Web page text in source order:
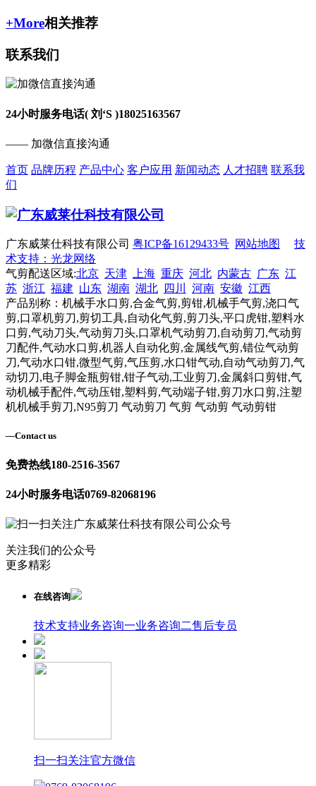
+More相关推荐
联系我们
24小时服务电话( 刘‘S )18025163567
—— 加微信直接沟通
首页 品牌历程 产品中心 客户应用 新闻动态 人才招聘 联系我
们
广东威莱仕科技有限公司 粤ICP备16129433号 网站地图
技
术支持：光龙网络
气剪配送区域:北京 天津 上海 重庆 河北 内蒙古 广东 江
苏 浙江 福建 山东 湖南 湖北 四川 河南 安徽 江西
产品别称：机械手水口剪,合金气剪,剪钳,机械手气剪,浇口气
剪,口罩机剪刀,剪切工具,自动化气剪,剪刀头,平口虎钳,塑料水
口剪,气动刀头,气动剪刀头,口罩机气动剪刀,自动剪刀,气动剪
刀配件,气动水口剪,机器人自动化剪,金属线气剪,错位气动剪
刀,气动水口钳,微型气剪,气压剪,水口钳气动,自动气动剪刀,气
动切刀,电子脚金瓶剪钳,钳子气动,工业剪刀,金属斜口剪钳,气
动机械手配件,气动压钳,塑料剪,气动端子钳,剪刀水口剪,注塑
机机械手剪刀,N95剪刀 气动剪刀 气剪 气动剪 气动剪钳
—Contact us
免费热线180-2516-3567
24小时服务电话0769-82068196
关注我们的公众号
更多精彩
在线咨询
技术支持业务咨询一业务咨询二售后专员
扫一扫关注官方微信